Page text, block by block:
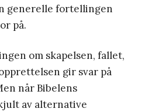
generelle fortellingen
på.
om skapelsen, fallet,
gir svar på
når Bibelens
av alternative